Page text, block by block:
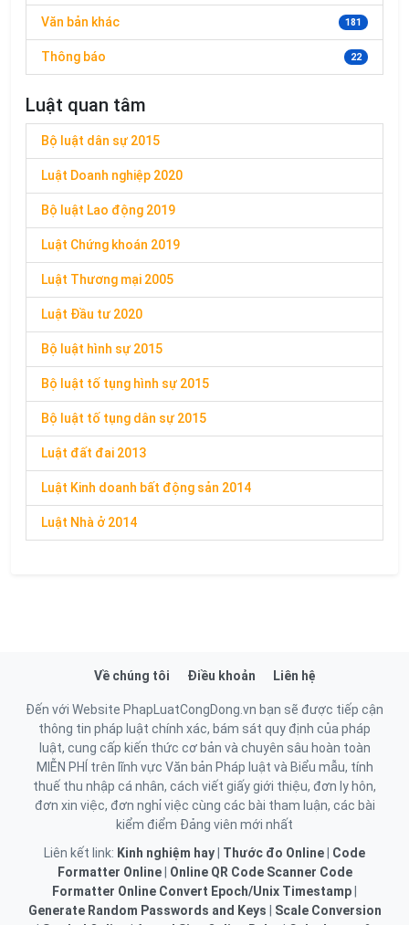
Văn bản khác 181
Thông báo 22
Luật quan tâm
Bộ luật dân sự 2015
Luật Doanh nghiệp 2020
Bộ luật Lao động 2019
Luật Chứng khoán 2019
Luật Thương mại 2005
Luật Đầu tư 2020
Bộ luật hình sự 2015
Bộ luật tố tụng hình sự 2015
Bộ luật tố tụng dân sự 2015
Luật đất đai 2013
Luật Kinh doanh bất động sản 2014
Luật Nhà ở 2014
Về chúng tôi Điều khoản Liên hệ
Đến với Website PhapLuatCongDong.vn bạn sẽ được tiếp cận
thông tin pháp luật chính xác, bám sát quy định của pháp
luật, cung cấp kiến thức cơ bản và chuyên sâu hoàn toàn
MIỄN PHÍ trên lĩnh vực Văn bản Pháp luật và Biểu mẫu, tính
thuế thu nhập cá nhân, cách viết giấy giới thiệu, đơn ly hôn,
đơn xin việc, đơn nghỉ việc cùng các bài tham luận, các bài
kiểm điểm Đảng viên mới nhất
Liên kết link: Kinh nghiệm hay Thước đo Online
Code
Formatter Online| Online QR Code Scanner Code
Formatter Online Convert Epoch/Unix Timestamp
Generate Random Passwords and Keys
Scale Conversion